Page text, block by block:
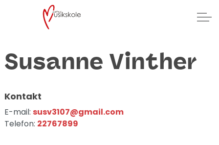
Susanne Vinther
Kontakt
E-mail: susv3107@gmail.com
Telefon: 22767899